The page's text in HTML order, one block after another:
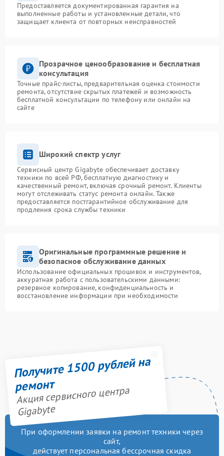
Предоставляется документированная гарантия на
выполненные работы и установленные детали, что
защищает клиента от повторных неисправностей
Прозрачное ценообразование и бесплатная
консультация
Точные прайс-листы, предварительная оценка стоимости
ремонта, отсутствие скрытых платежей и возможность
бесплатной консультации по телефону или онлайн на
сайте
Широкий спектр услуг
Сервисный центр Gigabyte обеспечивает доставку
техники по всей РФ, бесплатную диагностику и
качественный ремонт, включая срочный ремонт. Клиенты
могут отслеживать статус ремонта онлайн. Также
предоставляется постгарантийное обслуживание для
продления срока службы техники
Оригинальные программные решение и
безопасное обслуживание данных
Использование официальных прошивок и инструментов,
аккуратная работа с пользовательскими данными:
резервное копирование, конфиденциальность и
восстановление информации при необходимости
Получите 1500 рублей на
ремонт
Акция сервисного центра
Gigabyte
При оформлении заявки на ремонт техники через
сайт,
действует персональная бессрочная скидка